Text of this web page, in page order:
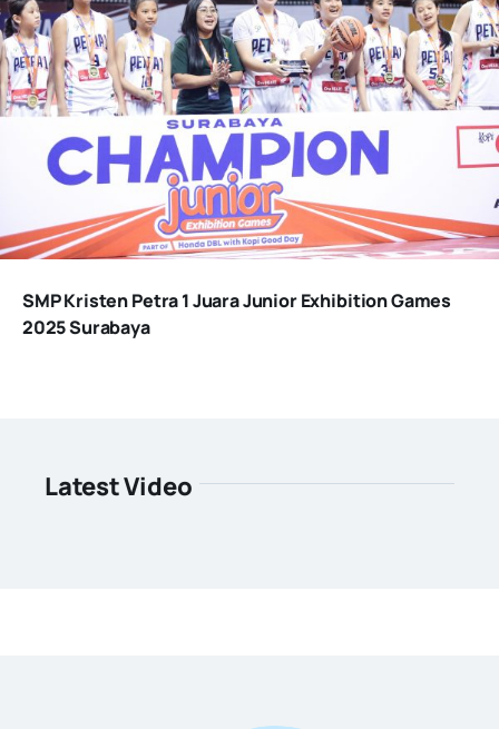
SMP Kristen Petra 1 Juara Junior Exhibition Games
2025 Surabaya
Latest Video